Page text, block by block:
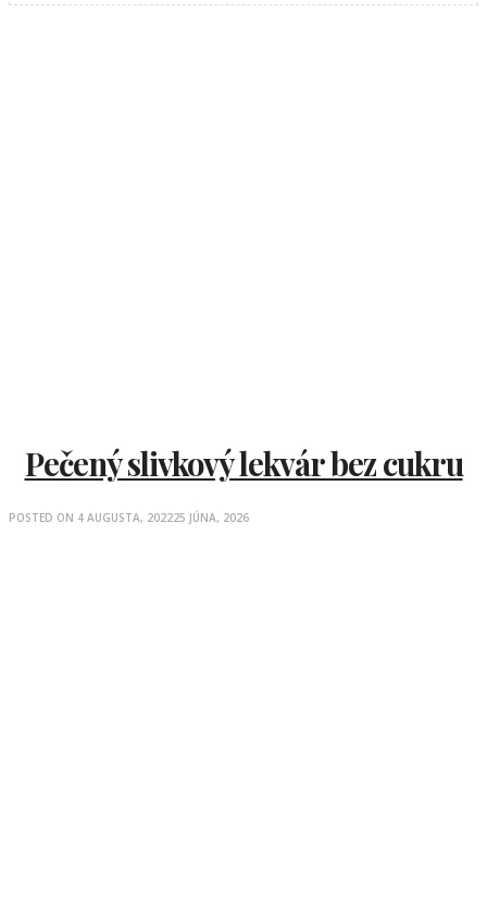
Pečený slivkový lekvár bez cukru
POSTED ON 4 AUGUSTA, 202225 JÚNA, 2026